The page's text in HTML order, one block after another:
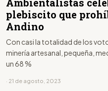
Ambientalistas
plebiscito que
Andino
Con casi la totalidad de los
minería artesanal, pequeña,
un 68 %
· 21 de agosto, 2023